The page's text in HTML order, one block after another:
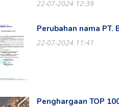
22-07-2024 12:39
Perubahan nama PT.
22-07-2024 11:41
Penghargaan TOP